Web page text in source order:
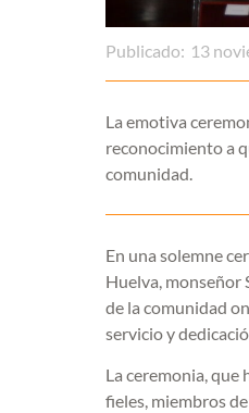
Publicado: 13
La emotiva
reconocimiento a
comunidad.
En una solemne
Huelva, monseñor
de la comunidad
servicio y
La ceremonia, que
fieles, miembros